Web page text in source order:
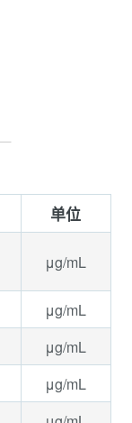
单位
μg/mL
μg/mL
μg/mL
μg/mL